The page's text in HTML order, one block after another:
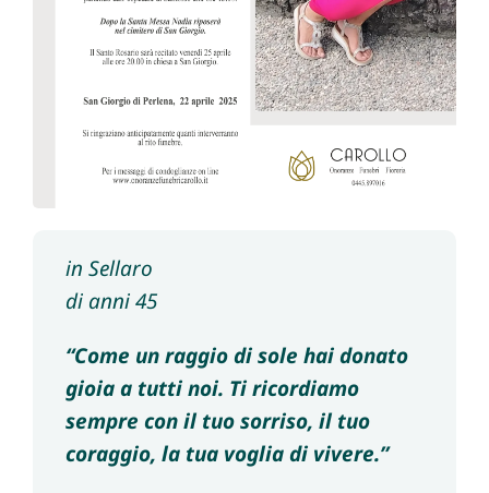
in Sellaro
di anni 45
“Come un raggio di sole hai donato
gioia a tutti noi. Ti ricordiamo
sempre con il tuo sorriso, il tuo
coraggio, la tua voglia di vivere.”